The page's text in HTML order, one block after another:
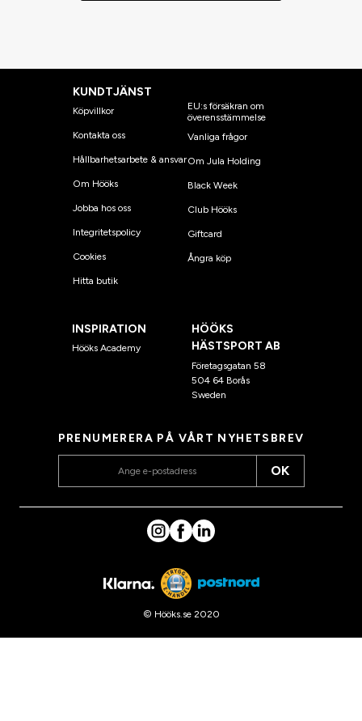
KUNDTJÄNST
Köpvillkor
Kontakta oss
Hållbarhetsarbete & ansvar
Om Hööks
Jobba hos oss
Integritetspolicy
Cookies
Hitta butik
EU:s försäkran om
överensstämmelse
Vanliga frågor
Om Jula Holding
Black Week
Club Hööks
Giftcard
Ångra köp
INSPIRATION
Hööks Academy
HÖÖKS
HÄSTSPORT AB
Företagsgatan 58
504 64 Borås
Sweden
PRENUMERERA PÅ VÅRT NYHETSBREV
OK
© Hööks.se 2020